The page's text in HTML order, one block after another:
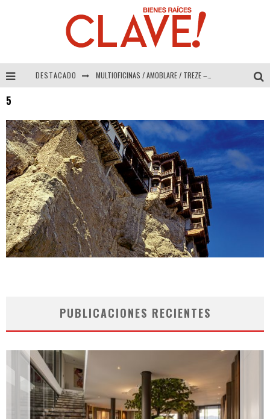
DESTACADO MULTIOFICINAS / AMOBLARE / TREZE – Especial Interiorismo & Decoración 2026
COLINEAL – Especial Interiorismo & Decoración 2026
5
PUBLICACIONES RECIENTES